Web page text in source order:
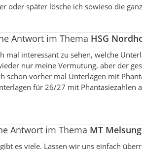
oder später lösche ich sowieso die
Antwort im Thema HSG
mal interessant zu sehen, welche
nur meine Vermutung, aber der
schon vorher mal Unterlagen mit
für 26/27 mit Phantasiezahlen
Antwort im Thema MT
es viele. Lassen wir uns einfach